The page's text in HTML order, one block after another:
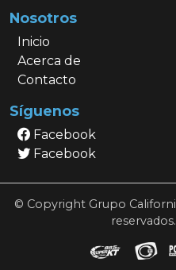
Nosotros
Inicio
Acerca de
Contacto
Síguenos
Facebook
Facebook
© Copyright Grupo